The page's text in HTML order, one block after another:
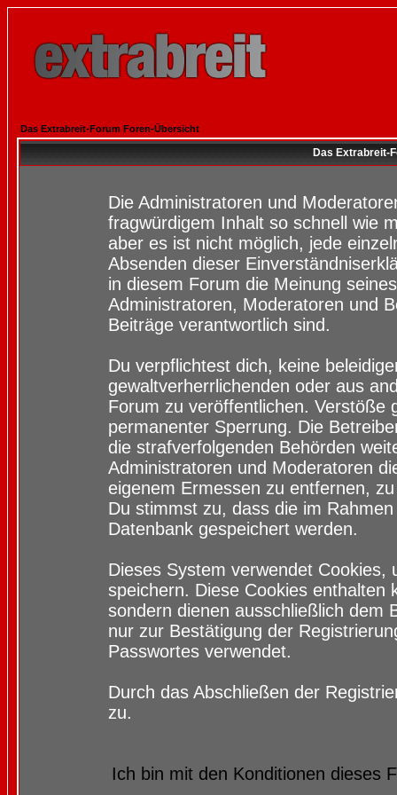
Das Extrabreit-Forum Foren-Übersicht
Das Extrabreit-
Die Administratoren und
fragwürdigem Inhalt so schnell wie
aber es ist nicht möglich, jede
Absenden dieser
in diesem Forum die Meinung
Administratoren, Moderatoren und
Beiträge verantwortlich sind.
Du verpflichtest dich, keine
gewaltverherrlichenden oder aus
Forum zu veröffentlichen. Verstöße
permanenter Sperrung. Die
die strafverfolgenden Behörden
Administratoren und Moderatoren
eigenem Ermessen zu entfernen,
Du stimmst zu, dass die im
Datenbank gespeichert werden.
Dieses System verwendet
speichern. Diese Cookies enthalten
sondern dienen ausschließlich dem
nur zur Bestätigung der
Passwortes verwendet.
Durch das Abschließen der
zu.
Ich bin mit den Konditionen dieses